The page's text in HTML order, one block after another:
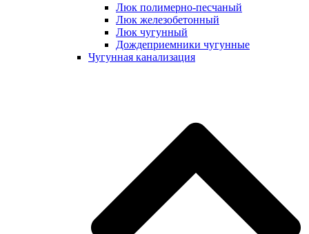
Люк полимерно-песчаный
Люк железобетонный
Люк чугунный
Дождеприемники чугунные
Чугунная канализация